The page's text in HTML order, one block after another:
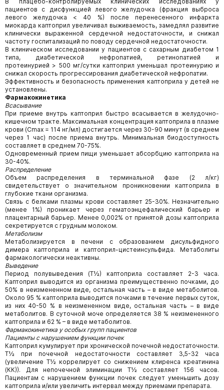
пациентов с дисфункцией левого желудочка (фракция выброса
левого желудочка < 40 %) после перенесенного инфаркта
миокарда каптоприл увеличивал выживаемость, замедлял развитие
клинически выраженной сердечной недостаточности, и снижал
частоту госпитализаций по поводу сердечной недостаточности.
В клиническом исследовании у пациентов с сахарным диабетом 1
типа, диабетической нефропатией, ретинопатией и
протеинурией > 500 мг/сутки каптоприл уменьшал протеинурию и
снижал скорость прогрессирования диабетической нефропатии.
Эффективность и безопасность применения каптоприла у детей не
установлены.
Фармакокинетика
Всасывание
При приеме внутрь каптоприл быстро всасывается в желудочно-
кишечном тракте. Максимальная концентрация каптоприла в плазме
крови (Сmах = 114 нг/мл) достигается через 30-90 минут (в среднем
через 1 час) после приема внутрь. Минималь­ная биодоступность
составляет в среднем 70-75%.
Одновременный прием пищи уменьшает абсорбцию каптоприла на
30-40%.
Распределение
Объем распределения в терминальной фазе (2 л/кг)
свидетельствует о значительном проникновении каптоприла в
глубокие ткани организма.
Связь с белками плазмы крови составляет 25-30%. Незначительно
(менее 1%) проникает через гематоэнцефалический барьер и
плацентарный барьер. Менее 0,002% от принятой дозы каптоприла
секретируется с грудным молоком.
Метаболизм
Метаболизируется в печени с образованием дисульфидного
димера каптоприла и каптоприл-цистеинсульфида. Метаболи­ты
фармакологически неактивны.
Выведение
Период полувыведения (Т½) каптоприла составляет 2-3 часа.
Каптоприл выводится из организма преимущественно почками, до
50% в неизмененном виде, остальная часть – в виде метаболитов.
Около 95 % каптоприла выводится почками в течение первых суток,
из них 40-50 % в неизмененном виде, остальная часть – в виде
метаболитов. В суточной моче определяется 38 % неизмененного
каптоприла и 62 % – в виде метаболитов.
Фармакокинетика у особых групп пациентов
Пациенты с нарушением функции почек
Каптоприл кумулирует при хронической почечной недостаточности.
Т½ при почечной недостаточности составляет 3,5-32 часа
(увеличение Т½ коррелирует со снижением клиренса креатинина
(КК)). Для непочечной элиминации Т½ составляет 156 часов.
Пациентам с нарушением функции почек следует уменьшить дозу
каптоприла и/или увеличить интервал между приемами препарата.